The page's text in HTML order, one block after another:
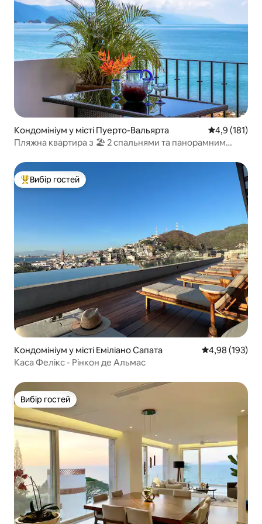
Кондомініум у місті Пуерто-Вальярта Середня
4,9 (181)
Пляжна квартира з 🏖 2 спальнями та панорамним
Топ вибір гостей
Вибір гостей
Кондомініум у місті Еміліано Сапата Середня
4,98 (193)
Каса Фелікс - Рінкон де Альмас
Вибір гостей
Вибір гостей